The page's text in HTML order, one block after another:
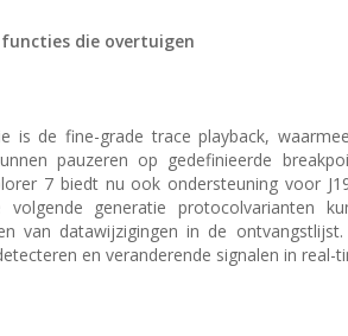
functies die overtuigen
is de fine-grade trace playback,
pauzeren op gedefinieerde
7 biedt nu ook ondersteuning voor
volgende generatie protocolvarianten
van datawijzigingen in de
en veranderende signalen in real-